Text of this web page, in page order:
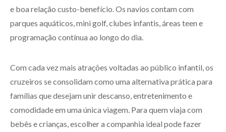
e boa relação custo-benefício. Os navios contam com
parques aquáticos, mini golf, clubes infantis, áreas teen e
programação contínua ao longo do dia.
Com cada vez mais atrações voltadas ao público infantil, os
cruzeiros se consolidam como uma alternativa prática para
famílias que desejam unir descanso, entretenimento e
comodidade em uma única viagem. Para quem viaja com
bebês e crianças, escolher a companhia ideal pode fazer